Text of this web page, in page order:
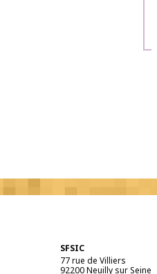
SFSIC
77 rue de Villiers
92200Neuilly sur Seine